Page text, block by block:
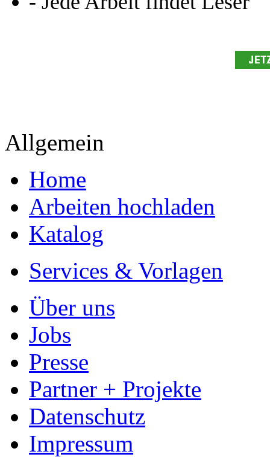
Allgemein
Home
Arbeiten hochladen
Katalog
Services & Vorlagen
Über uns
Jobs
Presse
Partner + Projekte
Datenschutz
Impressum